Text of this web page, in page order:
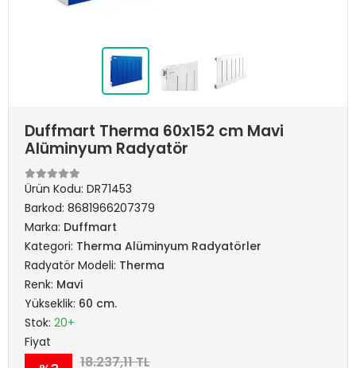
Duffmart Therma 60x152 cm Mavi
Alüminyum Radyatör
Ürün Kodu: DR71453
Barkod: 8681966207379
Marka: Duffmart
Kategori: Therma Alüminyum Radyatörler
Radyatör Modeli: Therma
Renk: Mavi
Yükseklik: 60 cm.
Stok: 20+
Fiyat
18.237,11 TL